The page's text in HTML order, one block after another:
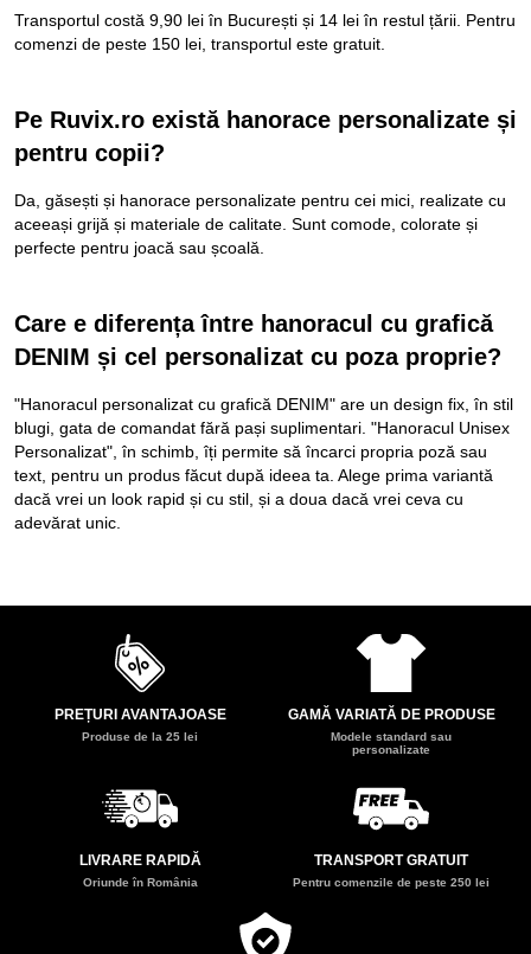
Transportul costă 9,90 lei în București și 14 lei în restul țării. Pentru
comenzi de peste 150 lei, transportul este gratuit.
Pe Ruvix.ro există hanorace personalizate și
pentru copii?
Da, găsești și hanorace personalizate pentru cei mici, realizate cu
aceeași grijă și materiale de calitate. Sunt comode, colorate și
perfecte pentru joacă sau școală.
Care e diferența între hanoracul cu grafică
DENIM și cel personalizat cu poza proprie?
"Hanoracul personalizat cu grafică DENIM" are un design fix, în stil
blugi, gata de comandat fără pași suplimentari. "Hanoracul Unisex
Personalizat", în schimb, îți permite să încarci propria poză sau
text, pentru un produs făcut după ideea ta. Alege prima variantă
dacă vrei un look rapid și cu stil, și a doua dacă vrei ceva cu
adevărat unic.
PREȚURI AVANTAJOASE
Produse de la 25 lei
GAMĂ VARIATĂ DE PRODUSE
Modele standard sau
personalizate
LIVRARE RAPIDĂ
Oriunde în România
TRANSPORT GRATUIT
Pentru comenzile de peste 250 lei